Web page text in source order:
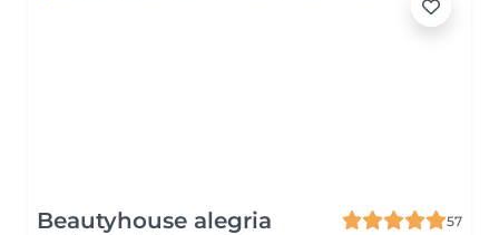
Beautyhouse alegria
57